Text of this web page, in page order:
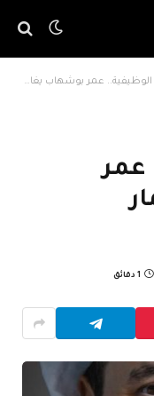
عمر بوشهاب يغادر «إعمار العقارية»
عمر
1 دقائق